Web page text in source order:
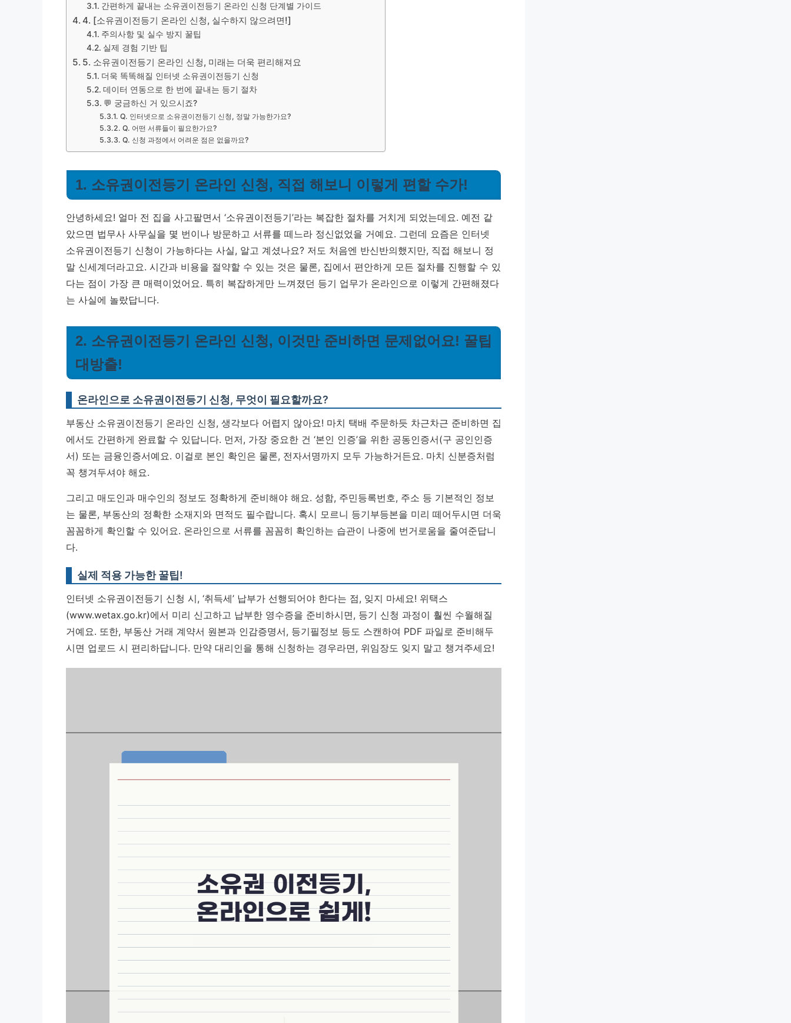
간편하게 끝내는 소유권이전등기 온라인 신청 단계별 가이드
4. [소유권이전등기 온라인 신청, 실수하지 않으려면!]
주의사항 및 실수 방지 꿀팁
실제 경험 기반 팁
5. 소유권이전등기 온라인 신청, 미래는 더욱 편리해져요
더욱 똑똑해질 인터넷 소유권이전등기 신청
데이터 연동으로 한 번에 끝내는 등기 절차
💬 궁금하신 거 있으시죠?
Q. 인터넷으로 소유권이전등기 신청, 정말 가능한가요?
Q. 어떤 서류들이 필요한가요?
Q. 신청 과정에서 어려운 점은 없을까요?
1. 소유권이전등기 온라인 신청, 직접 해보니 이렇게 편할 수가!
안녕하세요! 얼마 전 집을 사고팔면서 ‘소유권이전등기’라는 복잡한 절차를 거치게 되었는데요. 예전 같
았으면 법무사 사무실을 몇 번이나 방문하고 서류를 떼느라 정신없었을 거예요. 그런데 요즘은 인터넷
소유권이전등기 신청이 가능하다는 사실, 알고 계셨나요? 저도 처음엔 반신반의했지만, 직접 해보니 정
말 신세계더라고요. 시간과 비용을 절약할 수 있는 것은 물론, 집에서 편안하게 모든 절차를 진행할 수 있
다는 점이 가장 큰 매력이었어요. 특히 복잡하게만 느껴졌던 등기 업무가 온라인으로 이렇게 간편해졌다
는 사실에 놀랐답니다.
2. 소유권이전등기 온라인 신청, 이것만 준비하면 문제없어요! 꿀팁
대방출!
온라인으로 소유권이전등기 신청, 무엇이 필요할까요?
부동산 소유권이전등기 온라인 신청, 생각보다 어렵지 않아요! 마치 택배 주문하듯 차근차근 준비하면 집
에서도 간편하게 완료할 수 있답니다. 먼저, 가장 중요한 건 ‘본인 인증’을 위한 공동인증서(구 공인인증
서) 또는 금융인증서예요. 이걸로 본인 확인은 물론, 전자서명까지 모두 가능하거든요. 마치 신분증처럼
꼭 챙겨두셔야 해요.
그리고 매도인과 매수인의 정보도 정확하게 준비해야 해요. 성함, 주민등록번호, 주소 등 기본적인 정보
는 물론, 부동산의 정확한 소재지와 면적도 필수랍니다. 혹시 모르니 등기부등본을 미리 떼어두시면 더욱
꼼꼼하게 확인할 수 있어요. 온라인으로 서류를 꼼꼼히 확인하는 습관이 나중에 번거로움을 줄여준답니
다.
실제 적용 가능한 꿀팁!
인터넷 소유권이전등기 신청 시, ‘취득세’ 납부가 선행되어야 한다는 점, 잊지 마세요! 위택스
(www.wetax.go.kr)에서 미리 신고하고 납부한 영수증을 준비하시면, 등기 신청 과정이 훨씬 수월해질
거예요. 또한, 부동산 거래 계약서 원본과 인감증명서, 등기필정보 등도 스캔하여 PDF 파일로 준비해두
시면 업로드 시 편리하답니다. 만약 대리인을 통해 신청하는 경우라면, 위임장도 잊지 말고 챙겨주세요!